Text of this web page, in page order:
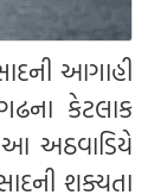
આગાહી
કેટલાક
આ અઠવાડિયે
શક્યતા